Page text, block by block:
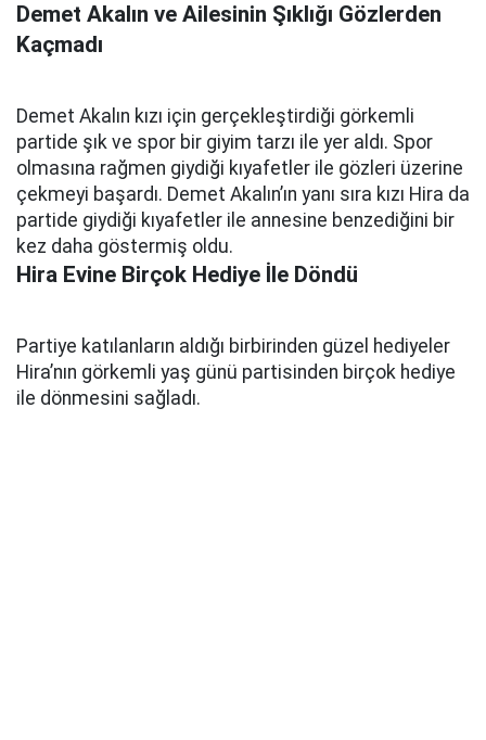
Demet Akalın ve Ailesinin Şıklığı Gözlerden
Kaçmadı
Demet Akalın kızı için gerçekleştirdiği görkemli
partide şık ve spor bir giyim tarzı ile yer aldı. Spor
olmasına rağmen giydiği kıyafetler ile gözleri üzerine
çekmeyi başardı. Demet Akalın’ın yanı sıra kızı Hira da
partide giydiği kıyafetler ile annesine benzediğini bir
kez daha göstermiş oldu.
Hira Evine Birçok Hediye İle Döndü
Partiye katılanların aldığı birbirinden güzel hediyeler
Hira’nın görkemli yaş günü partisinden birçok hediye
ile dönmesini sağladı.